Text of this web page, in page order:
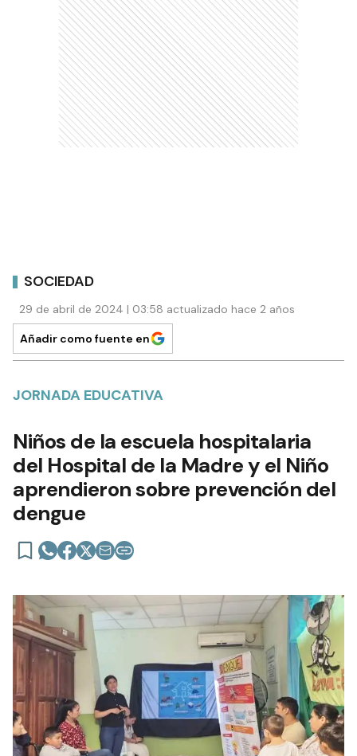
SOCIEDAD
29 de abril de 2024 | 03:58 actualizado hace 2 años
Añadir como fuente en
JORNADA EDUCATIVA
Niños de la escuela hospitalaria
del Hospital de la Madre y el Niño
aprendieron sobre prevención del
dengue